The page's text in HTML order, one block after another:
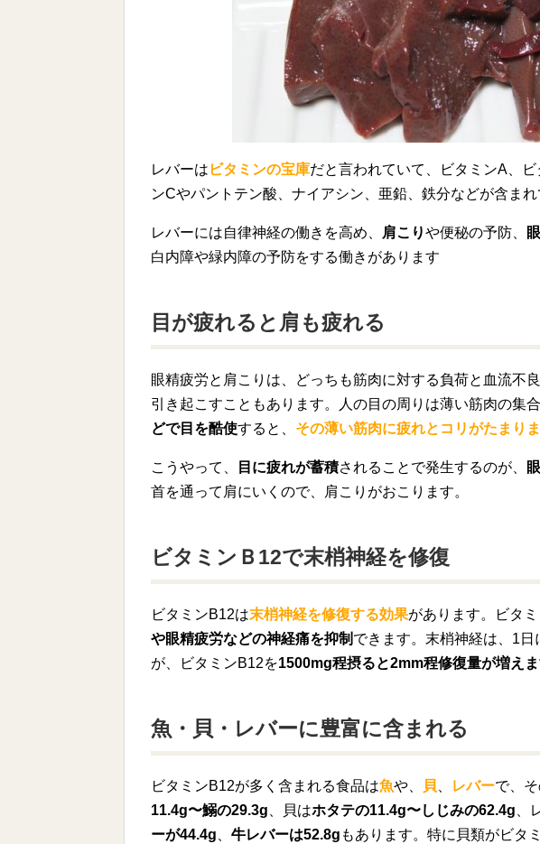
レバーは ビタミンの宝庫だと言われていて、ビタミンA、
ンCやパントテン酸、ナイアシン、亜鉛、鉄分などが含まれ
レバーには自律神経の働きを高め、 肩こりや便秘の予防、
白内障や緑内障の予防をする働きがあります
目が疲れると肩も疲れる
眼精疲労と肩こりは、どっちも筋肉に対する負荷と血流不
引き起こすこともあります。人の目の周りは薄い筋肉の集
どで目を酷使すると、 その薄い筋肉に疲れとコリがたまり
こうやって、 目に疲れが蓄積されることで発生するのが、
首を通って肩にいくので、肩こりがおこります。
ビタミンＢ12で末梢神経を修復
ビタミンB12は末梢神経を修復する効果があります。ビタ
や眼精疲労などの神経痛を抑制 できます。末梢神経は、1
が、ビタミンB12を1500mg程摂ると2mm程修復量が増え
魚・貝・レバーに豊富に含まれる
ビタミンB12が多く含まれる食品は魚や、 貝 レバーで、
11.4g〜鰯の29.3g 、貝はホタテの11.4g〜しじみの62.4g 、
ーが44.4g
牛レバーは52.8g もあります。特に貝類がビタ